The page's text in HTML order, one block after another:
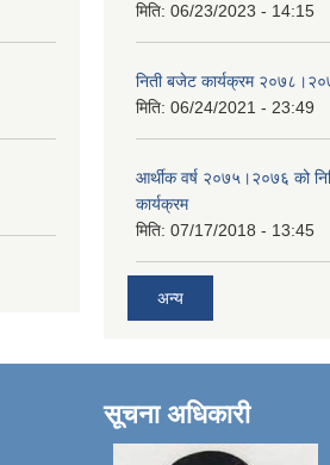
मिति: 06/23/2023 - 14:15
निती बजेट कार्यक्रम
मिति: 06/24/2021 - 23:49
आर्थीक वर्ष २०७५।२०७६ को
कार्यक्रम
मिति: 07/17/2018 - 13:45
अन्य
सूचना अधिकारी